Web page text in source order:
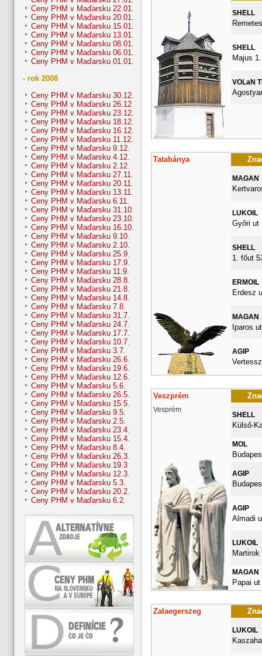
Ceny PHM v Maďarsku 22.01.
Ceny PHM v Maďarsku 20.01.
Ceny PHM v Maďarsku 15.01.
Ceny PHM v Maďarsku 13.01.
Ceny PHM v Maďarsku 08.01.
Ceny PHM v Maďarsku 06.01.
Ceny PHM v Maďarsku 01.01.
- rok 2008
Ceny PHM v Maďarsku 30.12.
Ceny PHM v Maďarsku 26.12
Ceny PHM v Maďarsku 23.12.
Ceny PHM v Maďarsku 18.12.
Ceny PHM v Maďarsku 16.12.
Ceny PHM v Maďarsku 11.12.
Ceny PHM v Maďarsku 9.12.
Ceny PHM v Maďarsku 4.12.
Ceny PHM v Maďarsku 2.12.
Ceny PHM v Maďarsku 27.11.
Ceny PHM v Maďarsku 20.11.
Ceny PHM v Maďarsku 13.11.
Ceny PHM v Maďarsku 6.11.
Ceny PHM v Maďarsku 31.10.
Ceny PHM v Maďarsku 23.10.
Ceny PHM v Maďarsku 16.10.
Ceny PHM v Maďarsku 9.10.
Ceny PHM v Maďarsku 2.10.
Ceny PHM v Maďarsku 25.9.
Ceny PHM v Maďarsku 17.9.
Ceny PHM v Maďarsku 11.9.
Ceny PHM v Maďarsku 28.8.
Ceny PHM v Maďarsku 21.8.
Ceny PHM v Maďarsku 14.8.
Ceny PHM v Maďarsku 7.8.
Ceny PHM v Maďarsku 31.7.
Ceny PHM v Maďarsku 24.7.
Ceny PHM v Maďarsku 17.7.
Ceny PHM v Maďarsku 10.7.
Ceny PHM v Maďarsku 3.7.
Ceny PHM v Maďarsku 26.6.
Ceny PHM v Maďarsku 19.6.
Ceny PHM v Maďarsku 12.6.
Ceny PHM v Maďarsku 5.6.
Ceny PHM v Maďarsku 26.5.
Ceny PHM v Maďarsku 15.5.
Ceny PHM v Maďarsku 9.5.
Ceny PHM v Maďarsku 2.5.
Ceny PHM v Maďarsku 23.4.
Ceny PHM v Maďarsku 15.4.
Ceny PHM v Maďarsku 8.4.
Ceny PHM v Maďarsku 26.3.
Ceny PHM v Maďarsku 19.3
Ceny PHM v Maďarsku 12.3.
Ceny PHM v Maďarsku 5.3.
Ceny PHM v Maďarsku 20.2.
Ceny PHM v Maďarsku 6.2.
SHELL
SHELL
Majus
VOLaN
Tatabánya
MAGAN
LUKOIL
Győri ut
SHELL
1. főut
ERMOIL
Erdesz
MAGAN
Iparos
AGIP
Veszprém
Vesprém
SHELL
Külső-
MOL
AGIP
AGIP
Almadi
LUKOIL
MAGAN
Papai ut
Zalaegerszeg
LUKOIL